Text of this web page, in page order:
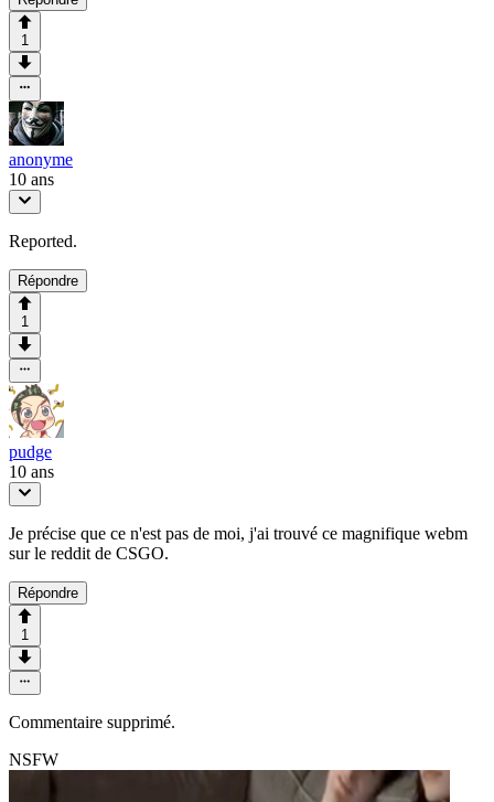
1
anonyme
10 ans
Reported.
Répondre
1
pudge
10 ans
Je précise que ce n'est pas de moi, j'ai trouvé ce magnifique webm
sur le reddit de CSGO.
Répondre
1
Commentaire supprimé.
NSFW